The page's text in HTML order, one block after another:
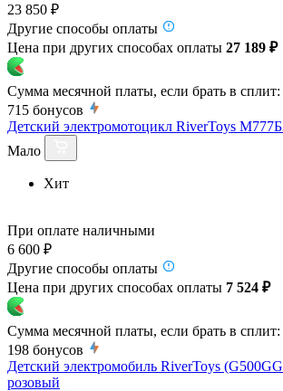
23 850 ₽
Другие способы оплаты
Цена при других способах оплаты 27 189 ₽
Сумма месячной платы, если брать в сплит:
715 бонусов
Детский электромотоцикл RiverToys
Мало
Хит
При оплате наличными
6 600 ₽
Другие способы оплаты
Цена при других способах оплаты 7 524 ₽
Сумма месячной платы, если брать в сплит:
198 бонусов
Детский электромобиль RiverToys
розовый